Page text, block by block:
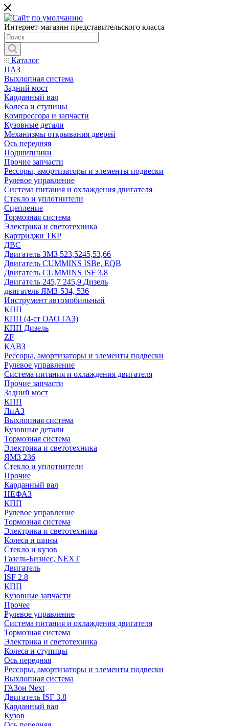
Интернет-магазин представительского класса
Каталог
ПАЗ
Выхлопная система
Задний мост
Карданный вал
Колеса и ступицы
Компрессора и запчасти
Кузовные детали
Механизмы открывания дверей
Ось передняя
Подшипники
Прочие запчасти
Рессоры, амортизаторы и элементы подвески
Рулевое управление
Система питания и охлаждения двигателя
Стекло и уплотнители
Сцепление
Тормозная система
Электрика и светотехника
Картриджи ТКР
ДВС
Двигатель ЗМЗ 523,5245,53,66
Двигатель CUMMINS ISBe, EQB
Двигатель CUMMINS ISF 3.8
Двигатель 245,7 245,9 Дизель
двигатель ЯМЗ-534, 536
Инструмент автомобильный
КПП
КПП (4-ст ОАО ГАЗ)
КПП Дизель
ZF
КАВЗ
Рессоры, амортизаторы и элементы подвески
Рулевое управление
Система питания и охлаждения двигателя
Прочие запчасти
Задний мост
КПП
ЛиАЗ
Выхлопная система
Кузовные детали
Тормозная система
Электрика и светотехника
ЯМЗ 236
Стекло и уплотнители
Прочие
Карданный вал
НЕФАЗ
КПП
Рулевое управление
Тормозная система
Электрика и светотехника
Колеса и шины
Стекло и кузов
Газель-Бизнес, NEXT
Двигатель
ISF 2.8
КПП
Кузовные запчасти
Прочее
Рулевое управление
Система питания и охлаждения двигателя
Тормозная система
Электрика и светотехника
Колеса и ступицы
Ось передняя
Рессоры, амортизаторы и элементы подвески
Выхлопная система
ГАЗон Next
Двигатель ISF 3.8
Карданный вал
Кузов